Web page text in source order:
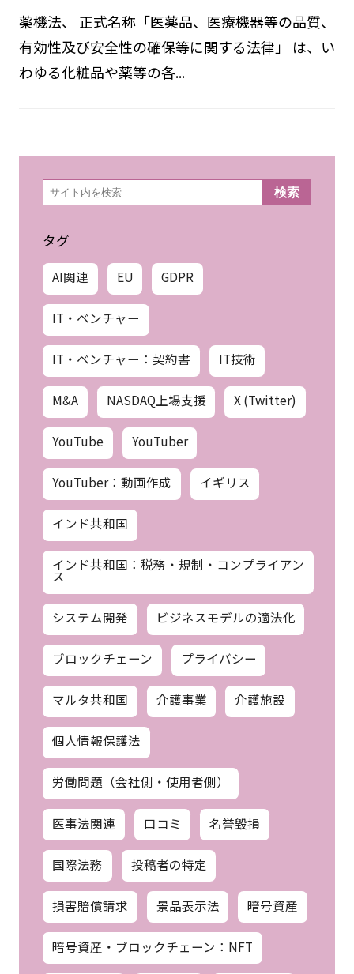
薬機法、 正式名称「医薬品、医療機器等の品質、
有効性及び安全性の確保等に関する法律」 は、い
わゆる化粧品や薬等の各...
検
索 検索
タグ
AI関連 EU GDPR
IT・ベンチャー
IT・ベンチャー：契約書 IT技術
M&A NASDAQ上場支援 X (Twitter)
YouTube YouTuber
YouTuber：動画作成 イギリス
インド共和国
インド共和国：税務・規制・コンプライアン
ス
システム開発 ビジネスモデルの適法化
ブロックチェーン プライバシー
マルタ共和国 介護事業 介護施設
個人情報保護法
労働問題（会社側・使用者側）
医事法関連 口コミ 名誉毀損
国際法務 投稿者の特定
損害賠償請求 景品表示法 暗号資産
暗号資産・ブロックチェーン：NFT